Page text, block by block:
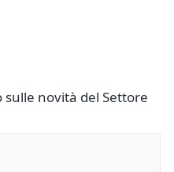
novità del Settore